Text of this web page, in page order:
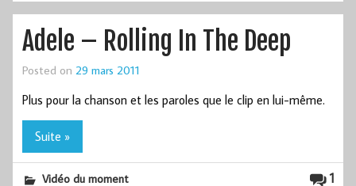
Adele – Rolling In The Deep
Posted on 29 mars 2011
Plus pour la chanson et les paroles que le clip en lui-même.
Suite »
1
Vidéo du moment